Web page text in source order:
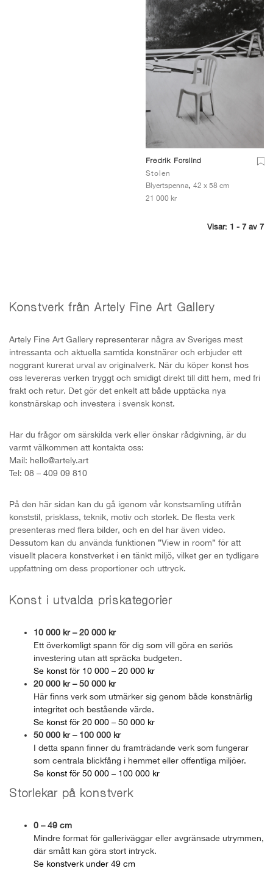
Fredrik Forslind
Stolen
Blyertspenna, 42 x 58 cm
21 000 kr
Visar: 1 - 7 av 7
Konstverk från Artely Fine Art Gallery
Artely Fine Art Gallery representerar några av Sveriges mest
intressanta och aktuella samtida konstnärer och erbjuder ett
noggrant kurerat urval av originalverk. När du köper konst hos
oss levereras verken tryggt och smidigt direkt till ditt hem, med fri
frakt och retur. Det gör det enkelt att både upptäcka nya
konstnärskap och investera i svensk konst.
Har du frågor om särskilda verk eller önskar rådgivning, är du
varmt välkommen att kontakta oss:
Mail: hello@artely.art
Tel: 08 – 409 09 810
På den här sidan kan du gå igenom vår konstsamling utifrån
konststil, prisklass, teknik, motiv och storlek. De flesta verk
presenteras med flera bilder, och en del har även video.
Dessutom kan du använda funktionen ”View in room” för att
visuellt placera konstverket i en tänkt miljö, vilket ger en tydligare
uppfattning om dess proportioner och uttryck.
Konst i utvalda priskategorier
10 000 kr – 20 000 kr
Ett överkomligt spann för dig som vill göra en seriös
investering utan att spräcka budgeten.
Se konst för 10 000 – 20 000 kr
20 000 kr – 50 000 kr
Här finns verk som utmärker sig genom både konstnärlig
integritet och bestående värde.
Se konst för 20 000 – 50 000 kr
50 000 kr – 100 000 kr
I detta spann finner du framträdande verk som fungerar
som centrala blickfång i hemmet eller offentliga miljöer.
Se konst för 50 000 – 100 000 kr
Storlekar på konstverk
0 – 49 cm
Mindre format för galleriväggar eller avgränsade utrymmen,
där smått kan göra stort intryck.
Se konstverk under 49 cm